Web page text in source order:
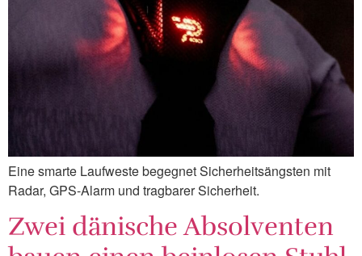
Eine smarte Laufweste begegnet Sicherheitsängsten mit
Radar, GPS-Alarm und tragbarer Sicherheit.
Zwei dänische Absolventen